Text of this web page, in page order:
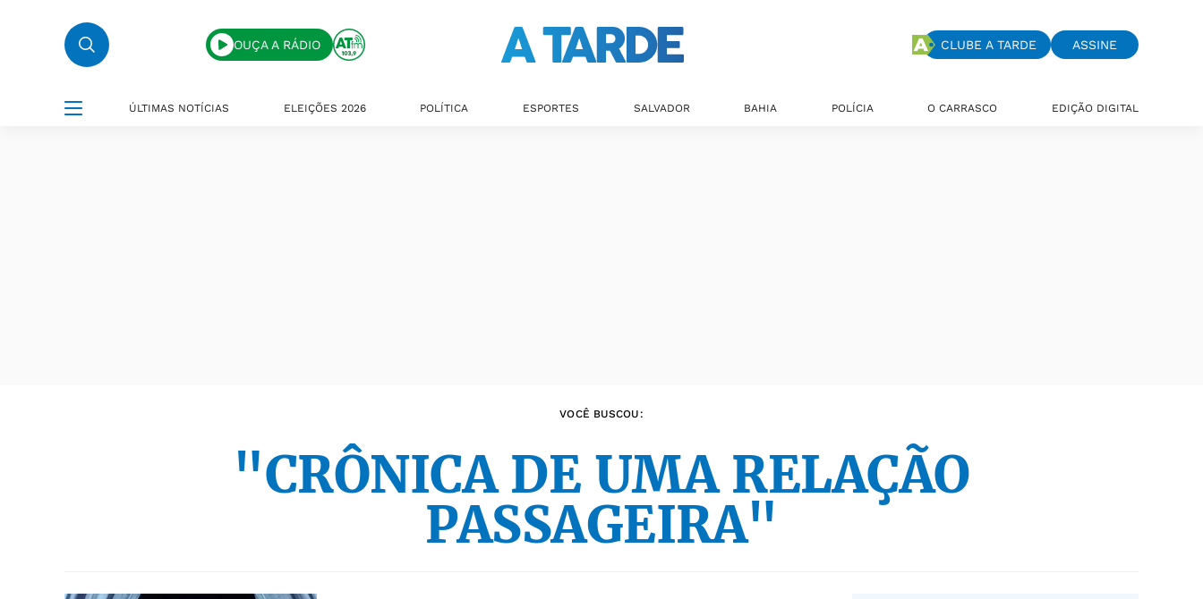
OUÇA A RÁDIO CLUBE A TARDE ASSINE
ÚLTIMAS NOTÍCIAS ELEIÇÕES 2026 POLÍTICA ESPORTES SALVADOR BAHIA POLÍCIA O CARRASCO EDIÇÃO DIGITAL
VOCÊ BUSCOU:
"CRÔNICA DE UMA RELAÇÃO
PASSAGEIRA"